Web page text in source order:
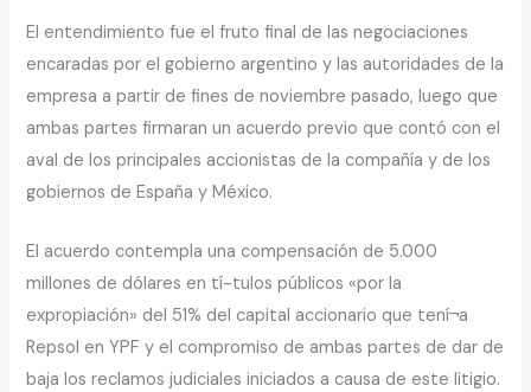
El entendimiento fue el fruto final de las negociaciones
encaradas por el gobierno argentino y las autoridades de la
empresa a partir de fines de noviembre pasado, luego que
ambas partes firmaran un acuerdo previo que contó con el
aval de los principales accionistas de la compañía y de los
gobiernos de España y México.
El acuerdo contempla una compensación de 5.000
millones de dólares en tí-tulos públicos «por la
expropiación» del 51% del capital accionario que tení¬a
Repsol en YPF y el compromiso de ambas partes de dar de
baja los reclamos judiciales iniciados a causa de este litigio.